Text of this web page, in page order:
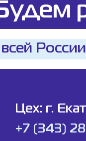
Цех: г.
+7 (343)